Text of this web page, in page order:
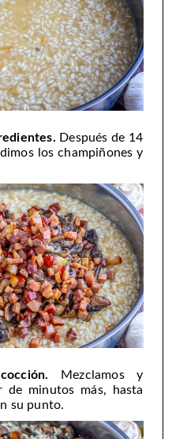
Después de 14
los champiñones y
Mezclamos y
de minutos más, hasta
su punto.